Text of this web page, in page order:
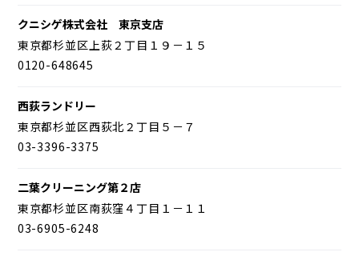
クニシゲ株式会社 東京支店
東京都杉並区上荻２丁目１９－１５
0120-648645
西荻ランドリー
東京都杉並区西荻北２丁目５－７
03-3396-3375
二葉クリーニング第２店
東京都杉並区南荻窪４丁目１－１１
03-6905-6248